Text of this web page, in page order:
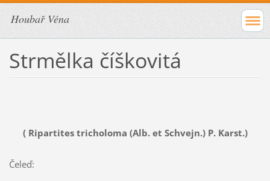
Houbař Véna
Strmělka číškovitá
( Ripartites tricholoma (Alb. et Schvejn.) P. Karst.)
Čeleď: